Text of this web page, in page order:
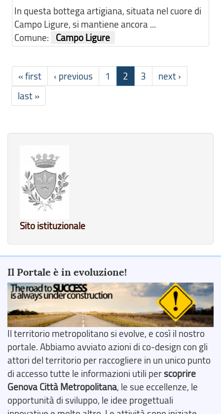
In questa bottega artigiana, situata nel cuore di
Campo Ligure, si mantiene ancora ...
Comune:
Campo Ligure
« first ‹ previous 1 2 3
next ›
last »
Sito istituzionale
Il Portale è in evoluzione!
Il territorio metropolitano si evolve, e così il nostro
portale. Abbiamo avviato azioni di co-design con gli
attori del territorio per raccogliere in un unico punto
di accesso tutte le informazioni utili perscoprire
Genova Città Metropolitana, le sue eccellenze, le
opportunità di sviluppo, le idee progettuali